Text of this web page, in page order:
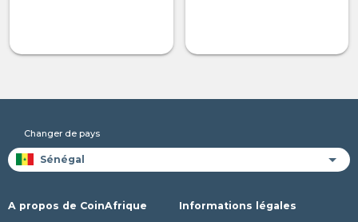
Changer de pays
A propos de CoinAfrique Informations légales